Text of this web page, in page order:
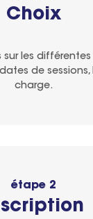
Choix
sur les
de sessions,
charge.
étape 2